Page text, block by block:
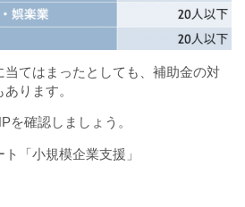
当てはまったとしても、補助金の対
ります。
を確認しましょう。
「小規模企業支援」